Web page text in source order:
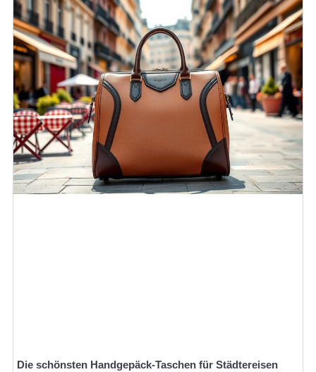
Die schönsten Handgepäck-Taschen für Städtereisen